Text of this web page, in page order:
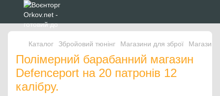
Каталог Збройовий тюнінг Магазини для зброї
Полімерний барабанний магазин
Defenceport на 20 патронів 12
калібру.